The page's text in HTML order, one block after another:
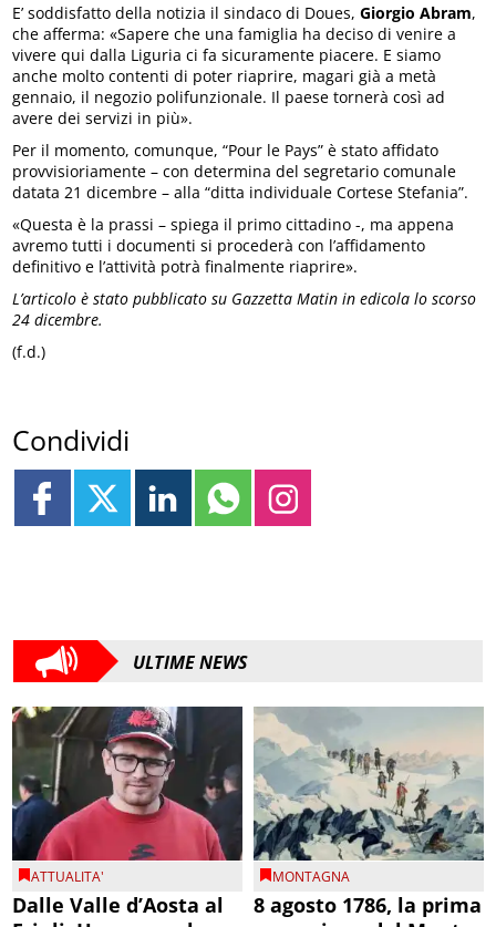
E’ soddisfatto della notizia il sindaco di Doues, Giorgio Abram,
che afferma: «Sapere che una famiglia ha deciso di venire a
vivere qui dalla Liguria ci fa sicuramente piacere. E siamo
anche molto contenti di poter riaprire, magari già a metà
gennaio, il negozio polifunzionale. Il paese tornerà così ad
avere dei servizi in più».
Per il momento, comunque, “Pour le Pays” è stato affidato
provvisioriamente – con determina del segretario comunale
datata 21 dicembre – alla “ditta individuale Cortese Stefania”.
«Questa è la prassi – spiega il primo cittadino -, ma appena
avremo tutti i documenti si procederà con l’affidamento
definitivo e l’attività potrà finalmente riaprire».
L’articolo è stato pubblicato su Gazzetta Matin in edicola lo scorso
24 dicembre.
(f.d.)
Condividi
ULTIME NEWS
ATTUALITA'
Dalle Valle d’Aosta al
MONTAGNA
8 agosto 1786, la prima